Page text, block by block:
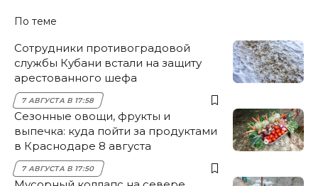
По теме
Сотрудники противоградовой
службы Кубани встали на защиту
арестованного шефа
7 АВГУСТА В 17:58
Сезонные овощи, фрукты и
выпечка: куда пойти за продуктами
в Краснодаре 8 августа
7 АВГУСТА В 17:50